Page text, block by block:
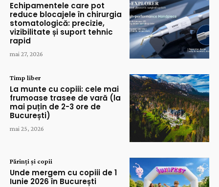
Echipamentele care pot
reduce blocajele în chirurgia
stomatologică: precizie,
vizibilitate și suport tehnic
rapid
mai 27, 2026
Timp liber
La munte cu copiii: cele mai
frumoase trasee de vară (la
mai puțin de 2-3 ore de
București)
mai 25, 2026
Părinți și copii
Unde mergem cu copiii de 1
Iunie 2026 în București